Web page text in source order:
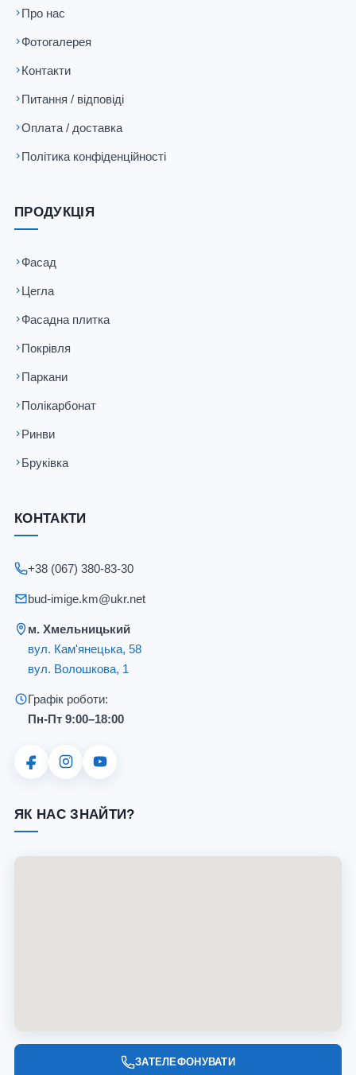
Про нас
Фотогалерея
Контакти
Питання / відповіді
Оплата / доставка
Політика конфіденційності
ПРОДУКЦІЯ
Фасад
Цегла
Фасадна плитка
Покрівля
Паркани
Полікарбонат
Ринви
Бруківка
КОНТАКТИ
+38 (067) 380-83-30
bud-imige.km@ukr.net
м. Хмельницький
вул. Кам'янецька, 58
вул. Волошкова, 1
Графік роботи:
Пн-Пт 9:00–18:00
ЯК НАС ЗНАЙТИ?
ЗАТЕЛЕФОНУВАТИ